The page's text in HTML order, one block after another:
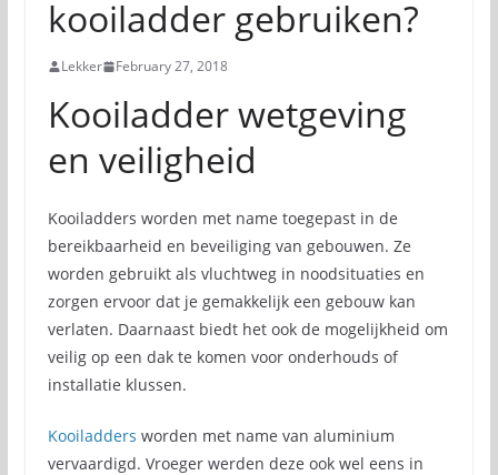
kooiladder gebruiken?
Lekker February 27, 2018
Kooiladder wetgeving
en veiligheid
Kooiladders worden met name toegepast in de
bereikbaarheid en beveiliging van gebouwen. Ze
worden gebruikt als vluchtweg in noodsituaties en
zorgen ervoor dat je gemakkelijk een gebouw kan
verlaten. Daarnaast biedt het ook de mogelijkheid om
veilig op een dak te komen voor onderhouds of
installatie klussen.
Kooiladders worden met name van aluminium
vervaardigd. Vroeger werden deze ook wel eens in